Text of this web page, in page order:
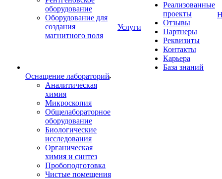
оборудование
Оборудование для
создания
магнитного поля
Оснащение лабораторий
Аналитическая
химия
Микроскопия
Общелабораторное
оборудование
Биологические
исследования
Органическая
химия и синтез
Пробоподготовка
Чистые помещения
Услуги
Реализованные
проекты
Отзывы
Партнеры
Реквизиты
Контакты
Карьера
База знаний